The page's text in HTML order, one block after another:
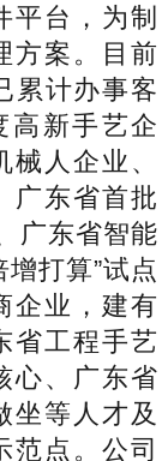
台，为制
方案。目前
累计办事客
高新手艺企
人企业、
广东省首批
广东省智能
打算”试点
企业，建有
省工程手艺
心、广东省
坐等人才及
范点。公司